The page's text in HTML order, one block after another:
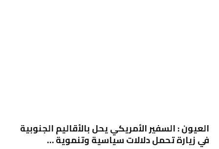
العيون : السفير الأمريكي يحل بالأقاليم الجنوبية
في زيارة تحمل دلالات سياسية وتنموية …